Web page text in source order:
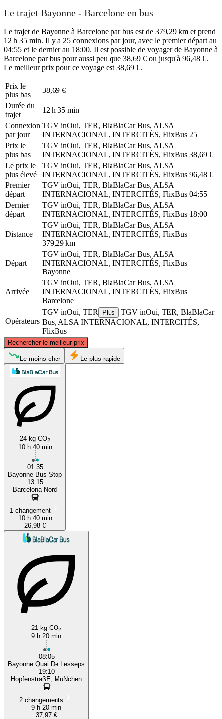
Le trajet Bayonne - Barcelone en bus
Le trajet de Bayonne à Barcelone par bus est de 379,29 km et prend
12 h 35 min. Il y a 25 connexions par jour, avec le premier départ au
04:55 et le dernier au 18:00. Il est possible de voyager de Bayonne à
Barcelone par bus pour aussi peu que 38,69 € ou jusqu'à 96,48 €.
Le meilleur prix pour ce voyage est 38,69 €.
Prix ​​le
plus bas
38,69 €
Durée du
trajet
12 h 35 min
Connexion
par jour
TGV inOui, TER, BlaBlaCar Bus, ALSA
INTERNACIONAL, INTERCITÉS, FlixBus 25
Prix ​​le
plus bas
TGV inOui, TER, BlaBlaCar Bus, ALSA
INTERNACIONAL, INTERCITÉS, FlixBus 38,69 €
Le prix le
plus élevé
TGV inOui, TER, BlaBlaCar Bus, ALSA
INTERNACIONAL, INTERCITÉS, FlixBus 96,48 €
Premier
départ
TGV inOui, TER, BlaBlaCar Bus, ALSA
INTERNACIONAL, INTERCITÉS, FlixBus 04:55
Dernier
départ
TGV inOui, TER, BlaBlaCar Bus, ALSA
INTERNACIONAL, INTERCITÉS, FlixBus 18:00
Distance
TGV inOui, TER, BlaBlaCar Bus, ALSA
INTERNACIONAL, INTERCITÉS, FlixBus
379,29 km
Départ
TGV inOui, TER, BlaBlaCar Bus, ALSA
INTERNACIONAL, INTERCITÉS, FlixBus
Bayonne
Arrivée
TGV inOui, TER, BlaBlaCar Bus, ALSA
INTERNACIONAL, INTERCITÉS, FlixBus
Barcelone
Opérateurs
TGV inOui, TER Plus
TGV inOui, TER, BlaBlaCar
Bus, ALSA INTERNACIONAL, INTERCITÉS,
FlixBus
Rechercher le meilleur prix
Bayonne
Le moins cher Le plus rapide
24 kg CO2
10 h 40 min
01:35
Bayonne Bus Stop
13:15
Barcelona Nord
1 changement
10 h 40 min
26,98 €
21 kg CO2
9 h 20 min
08:05
Bayonne Quai De Lesseps
19:10
HopfenstraßE, MüNchen
2 changements
9 h 20 min
37,97 €